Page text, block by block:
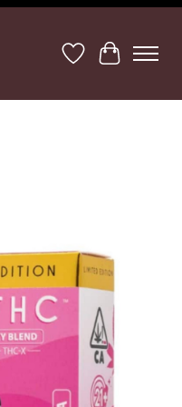
Lista de deseos
Cesta